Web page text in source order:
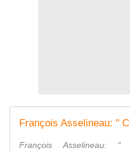
François Asselineau: "